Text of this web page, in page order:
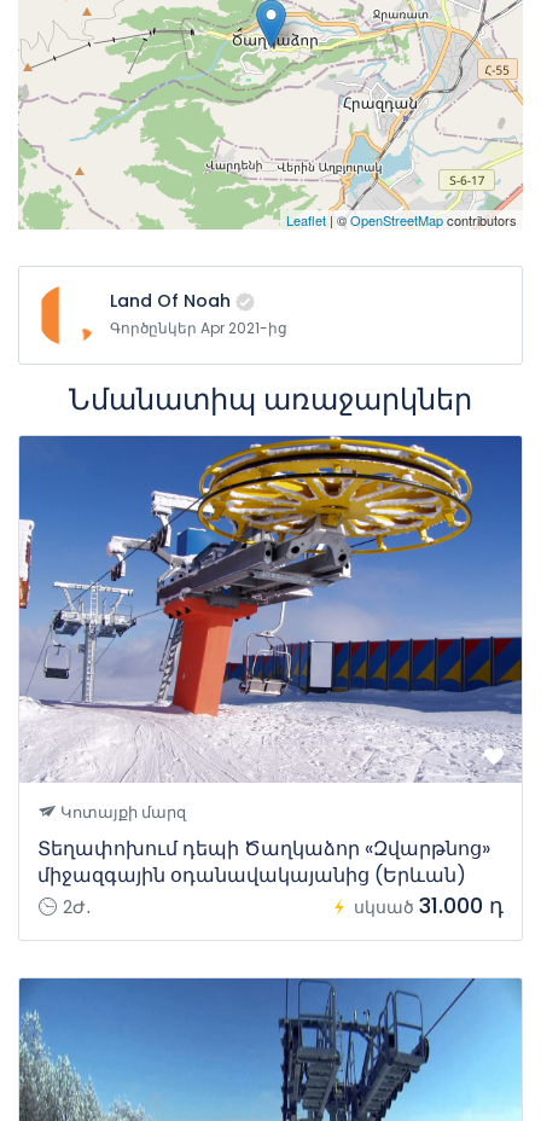
Leaflet| ©OpenStreetMapcontributors
Land Of Noah
Գործընկեր Apr 2021-ից
Նմանատիպ առաջարկներ
Կոտայքի մարզ
Տեղափոխում դեպի Ծաղկաձոր «Զվարթնոց»
միջազգային օդանավակայանից (Երևան)
2Ժ․ սկսած 31.000 դ